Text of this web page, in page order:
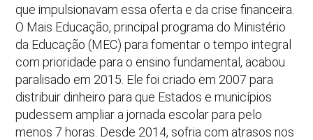
que impulsionavam essa oferta e da crise financeira.
O Mais Educação, principal programa do Ministério
da Educação (MEC) para fomentar o tempo integral
com prioridade para o ensino fundamental, acabou
paralisado em 2015. Ele foi criado em 2007 para
distribuir dinheiro para que Estados e municípios
pudessem ampliar a jornada escolar para pelo
menos 7 horas. Desde 2014, sofria com atrasos nos